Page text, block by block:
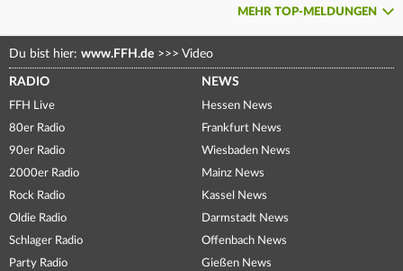
MEHR TOP-MELDUNGEN
Du bist hier: www.FFH.de >>> Video
RADIO
FFH Live
80er Radio
90er Radio
2000er Radio
Rock Radio
Oldie Radio
Schlager Radio
Party Radio
NEWS
Hessen News
Frankfurt News
Wiesbaden News
Mainz News
Kassel News
Darmstadt News
Offenbach News
Gießen News